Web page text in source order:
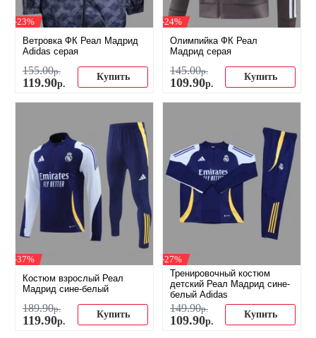
-23%
Ветровка ФК Реал Мадрид
Adidas серая
155.00р.
119.90р.
Купить
-24%
Олимпийка ФК Реал
Мадрид серая
145.00р.
109.90р.
Купить
-37%
Костюм взрослый Реал
Мадрид сине-белый
189.90р.
119.90р.
Купить
-27%
Тренировочный костюм
детский Реал Мадрид сине-
белый Adidas
149.90р.
109.90р.
Купить